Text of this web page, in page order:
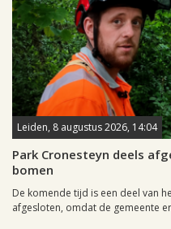
Leiden, 8 augustus 2026, 14:04
Park Cronesteyn deels
bomen
De komende tijd is een deel van
afgesloten, omdat de gemeente